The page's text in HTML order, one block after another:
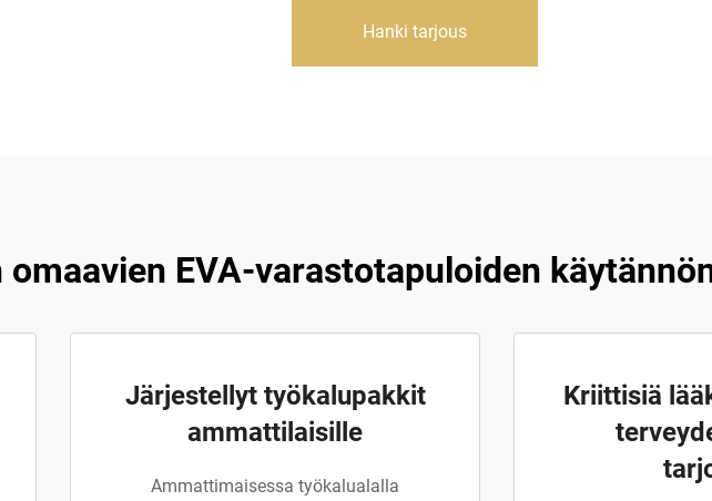
Hanki tarjous
EVA-varastotapuloiden
Järjestellyt työkalupakkit
ammattilaisille
Ammattimaisessa työkalualalla
Kriittisiä